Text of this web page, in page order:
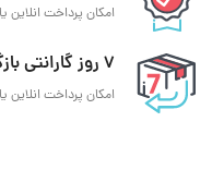
امکان پرداخت
7 روز گارانتی بازگشت وجه
امکان پرداخت